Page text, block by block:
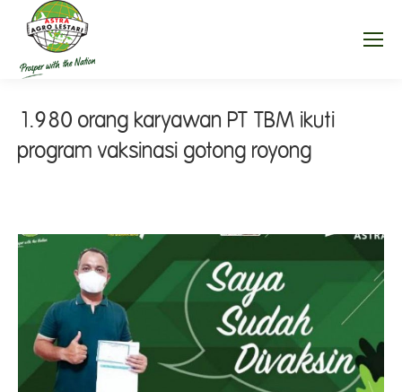
1.980 orang karyawan PT TBM ikuti
program vaksinasi gotong royong